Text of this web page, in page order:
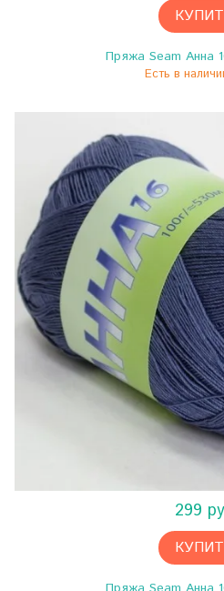
Пряжа Seam Анна
Есть в
299